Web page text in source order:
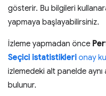
gösterir. Bu bilgileri
yapmaya başlayabilirsiniz.
İzleme yapmadan önce
Seçici istatistikleri onay
izlemedeki alt panelde
bulunur.